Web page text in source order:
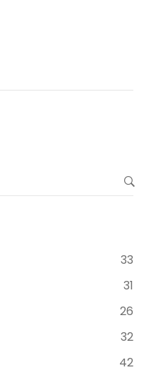
33
31
26
32
42